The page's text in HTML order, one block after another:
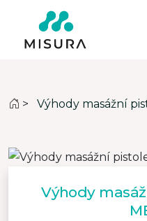
> Výhody masážní
Výhody